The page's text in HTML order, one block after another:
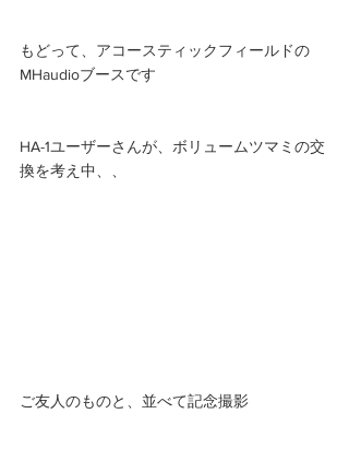
もどって、アコースティックフィールドの
MHaudioブースです
HA-1ユーザーさんが、ボリュームツマミの交
換を考え中、、
ご友人のものと、並べて記念撮影